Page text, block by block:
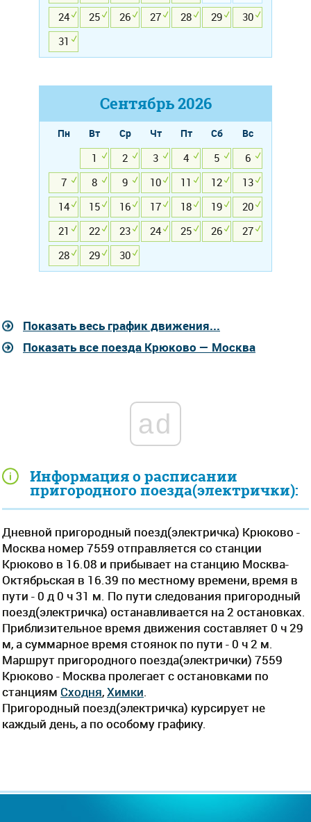
Информация о расписании
пригородного поезда(электрички):
Дневной пригородный поезд(электричка) Крюково -
Москва номер 7559 отправляется со станции
Крюково в 16.08 и прибывает на станцию Москва-
Октябрьская в 16.39 по местному времени, время в
пути - 0 д 0 ч 31 м. По пути следования пригородный
поезд(электричка) останавливается на 2 остановках.
Приблизительное время движения составляет 0 ч 29
м, а суммарное время стоянок по пути - 0 ч 2 м.
Маршрут пригородного поезда(электрички) 7559
Крюково - Москва пролегает c остановками по
станциям Сходня,Химки
Пригородный поезд(электричка) курсирует не
каждый день, а по особому графику.
24
25 26 27 28 29
30
31
Сентябрь2026
Пн Вт Ср Чт Пт Сб
Вс
1
2 3 4 5
6
7
8 9 10 11 12
13
14
15 16 17 18 19
20
21
22 23 24 25 26
27
28
29 30
Показать весь график движения...
Показать все поезда Крюково — Москва
ad